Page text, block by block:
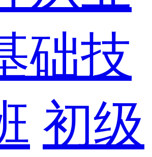
础技
初级